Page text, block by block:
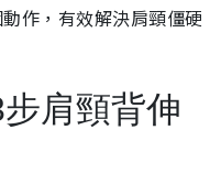
作，有效解決肩頸僵硬
肩頸背伸